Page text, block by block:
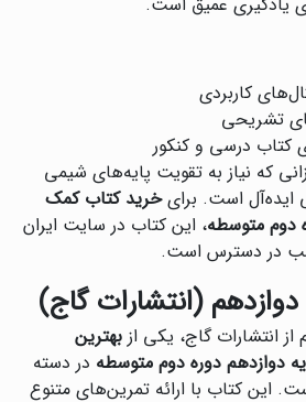
یادگیری عمیق است.
کاربردی
تشریحی
درسی و کنکور
که نیاز به تقویت پایه‌های شیمی
ایده‌آل است. برایخرید کتاب کمک
دوم متوسطه، این کتاب در سایت ایران
در دسترس است.
(انتشارات گاج)
انتشارات گاج، یکی از بهترین
دوازدهم دوره دوم متوسطه در دسته
این کتاب با ارائه تمرین‌های متنوع